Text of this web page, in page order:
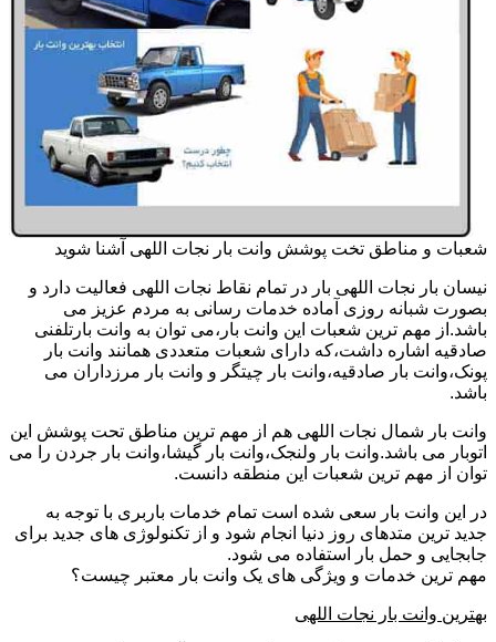
شعبات و مناطق تخت پوشش وانت بار نجات اللهی آشنا شوید
نیسان بار نجات اللهی بار در تمام نقاط نجات اللهی فعالیت دارد و
بصورت شبانه روزی آماده خدمات رسانی به مردم عزیز می
باشد.از مهم ترین شعبات این وانت بار،می توان به وانت بارتلفنی
صادقیه اشاره داشت،که دارای شعبات متعددی همانند وانت بار
پونک،وانت بار صادقیه،وانت بار چیتگر و وانت بار مرزداران می
باشد.
وانت بار شمال نجات اللهی هم از مهم ترین مناطق تحت پوشش این
اتوبار می باشد.وانت بار ولنجک،وانت بار گیشا،وانت بار جردن را می
توان از مهم ترین شعبات این منطقه دانست.
در این وانت بار سعی شده است تمام خدمات باربری با توجه به
جدید ترین متدهای روز دنیا انجام شود و از تکنولوژی های جدید برای
جابجایی و حمل بار استفاده می شود.
مهم ترین خدمات و ویژگی های یک وانت بار معتبر چیست؟
بهترین وانت بار نجات اللهی